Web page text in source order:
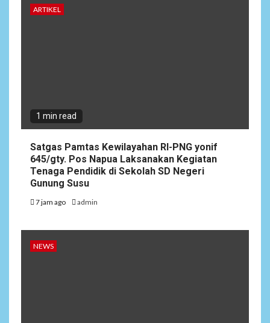
ARTIKEL
1 min read
Satgas Pamtas Kewilayahan RI-PNG yonif
645/gty. Pos Napua Laksanakan Kegiatan
Tenaga Pendidik di Sekolah SD Negeri
Gunung Susu
7 jam ago admin
NEWS